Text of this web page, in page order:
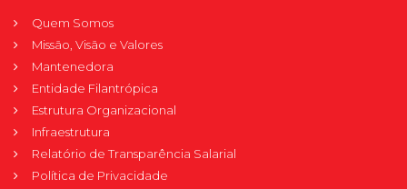
Quem Somos
Missão, Visão e Valores
Mantenedora
Entidade Filantrópica
Estrutura Organizacional
Infraestrutura
Relatório de Transparência Salarial
Política de Privacidade